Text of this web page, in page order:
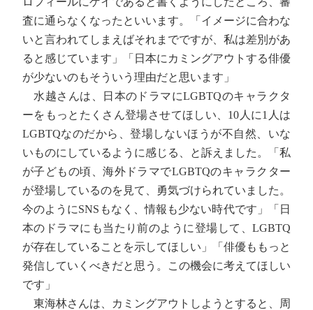
査に通らなくなったといいます。「イメージに合わな
いと言われてしまえばそれまでですが、私は差別があ
ると感じています」「日本にカミングアウトする俳優
が少ないのもそういう理由だと思います」
水越さんは、日本のドラマにLGBTQのキャラクタ
ーをもっとたくさん登場させてほしい、10人に1人は
LGBTQなのだから、登場しないほうが不自然、いな
いものにしているように感じる、と訴えました。「私
が子どもの頃、海外ドラマでLGBTQのキャラクター
が登場しているのを見て、勇気づけられていました。
今のようにSNSもなく、情報も少ない時代です」「日
本のドラマにも当たり前のように登場して、LGBTQ
が存在していることを示してほしい」「俳優ももっと
発信していくべきだと思う。この機会に考えてほしい
です」
東海林さんは、カミングアウトしようとすると、周